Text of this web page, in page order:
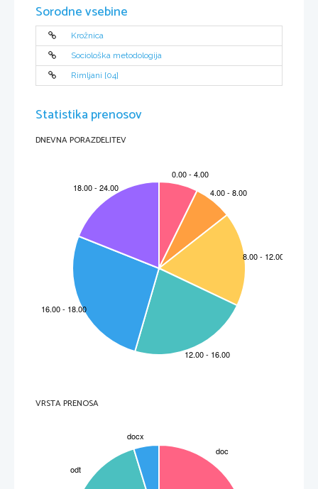
Sorodne vsebine
Krožnica
Sociološka metodologija
Rimljani [04]
Statistika prenosov
DNEVNA PORAZDELITEV
VRSTA PRENOSA